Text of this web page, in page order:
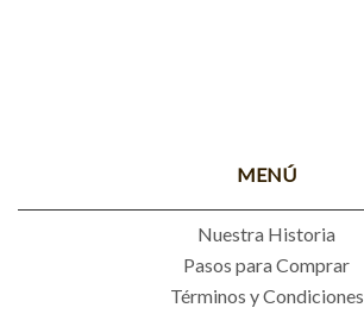
MENÚ
Nuestra Historia
Pasos para Comprar
Términos y Condiciones